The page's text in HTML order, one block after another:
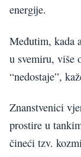
energije.
Međutim, kada
u svemiru, više
“nedostaje”,
Znanstvenici
prostire u
čineći tzv.